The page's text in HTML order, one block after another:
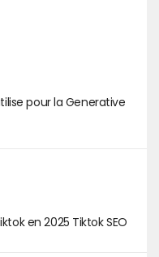
pour la Generative
en 2025 Tiktok SEO